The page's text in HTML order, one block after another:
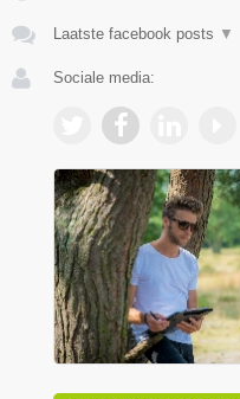
Laatste facebook posts ▼
Sociale media: